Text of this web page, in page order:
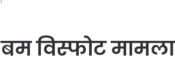
विस्फोट मामला